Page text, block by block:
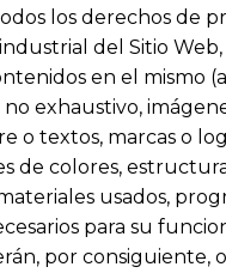
los derechos de
del Sitio Web,
en el mismo
exhaustivo,
o textos, marcas o
de colores,
usados,
para su
por consiguiente,